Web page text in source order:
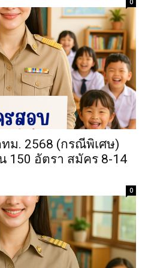
0
ม. 2568 (กรณีพิเศษ)
150 อัตรา สมัคร 8-14
0